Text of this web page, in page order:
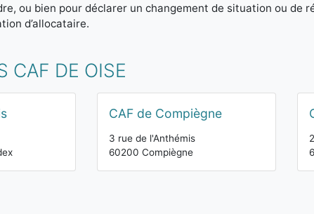
ou bien pour déclarer un changement de situation ou de
d’allocataire.
CAF DE OISE
CAF de Compiègne
3 rue de l'Anthémis
60200 Compiègne